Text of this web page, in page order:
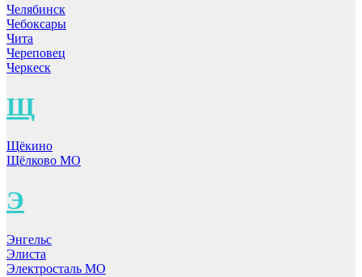
Челябинск
Чебоксары
Чита
Череповец
Черкеск
Щ
Щёкино
Щёлково МО
Э
Энгельс
Элиста
Электросталь МО